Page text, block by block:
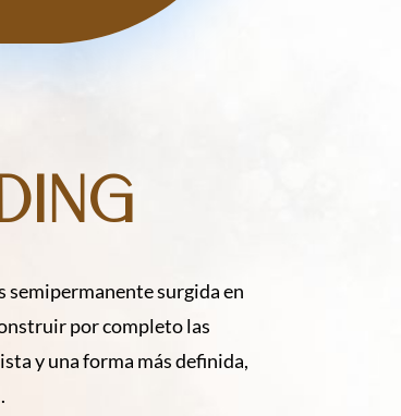
semipermanente surgida en
por completo las
y una forma más definida,